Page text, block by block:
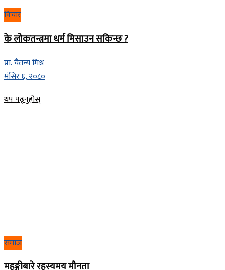
विचार
के लोकतन्त्रमा धर्म मिसाउन सकिन्छ ?
प्रा. चैतन्य मिश्र
मंसिर ६, २०८०
थप पढ्नुहोस्Details
समाज